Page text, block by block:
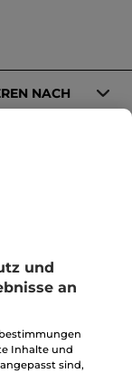
NACH
Felder
und
an
Inhalte und
sind,